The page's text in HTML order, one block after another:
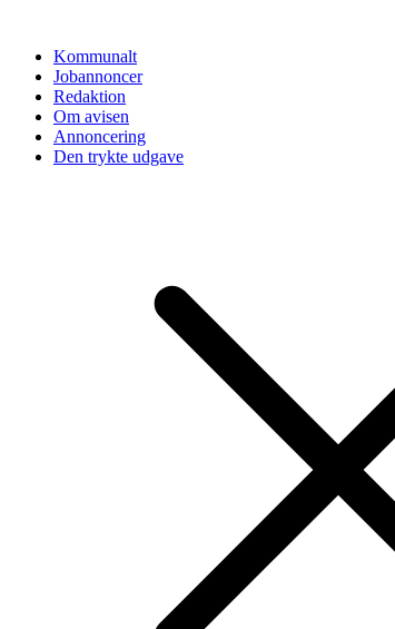
indholdKommunalt
Jobannoncer
Redaktion
Om avisen
Annoncering
Den trykte udgave